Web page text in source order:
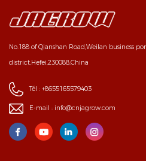
No.188 of Qianshan Road,Weilan business
district,Hefei,230088,China
Tél : +8655165579403
E-mail : info@cnjagrow.com